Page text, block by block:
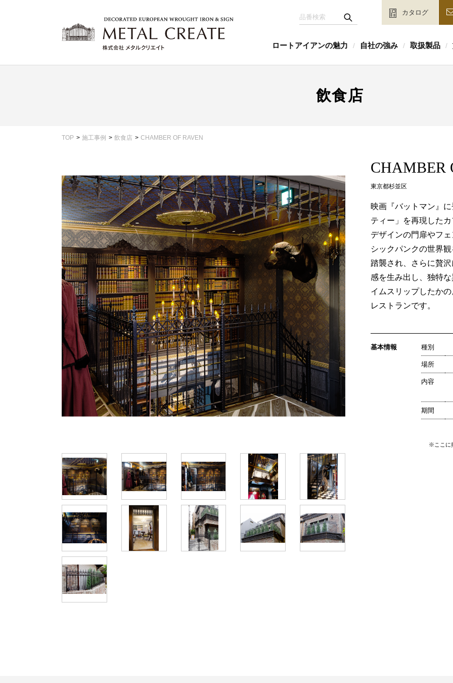
カタログ
ロートアイアンの魅力 / 自社の強み / 取扱製品 /
飲食店
TOP 施工事例 飲食店 CHAMBER OF RAVEN
CHAMBER
東京都杉並区
映画『バットマン』
ティー」を再現した
デザインの門扉やフ
シックパンクの世界
踏襲され、さらに贅
感を生み出し、独特
イムスリップしたか
レストランです。
基本情報 種別
場所
内容
期間
※ここに